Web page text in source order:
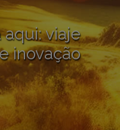
viaje
inovação